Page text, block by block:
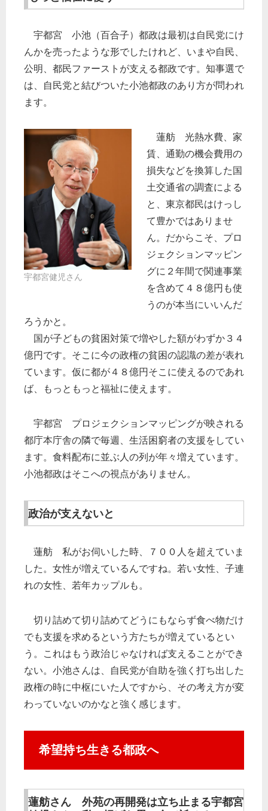
宇都宮 小池（百合子）都政は最初は自民党にけ
んかを売ったような形でしたけれど、いまや自民、
公明、都民ファーストが支える都政です。知事選で
は、自民党と結びついた小池都政のあり方が問われ
ます。
宇都宮健児さん
蓮舫 光熱水費、家
賃、通勤の機会費用の
損失などを換算した国
土交通省の調査による
と、東京都民はけっし
て豊かではありませ
ん。だからこそ、プロ
ジェクションマッピン
グに２年間で関連事業
を含めて４８億円も使
うのが本当にいいんだ
ろうかと。
国が子どもの貧困対策で増やした額がわずか３４
億円です。そこに今の政権の貧困の認識の差が表れ
ています。仮に都が４８億円そこに使えるのであれ
ば、もっともっと福祉に使えます。
宇都宮 プロジェクションマッピングが映される
都庁本庁舎の隣で毎週、生活困窮者の支援をしてい
ます。食料配布に並ぶ人の列が年々増えています。
小池都政はそこへの視点がありません。
政治が支えないと
蓮舫 私がお伺いした時、７００人を超えていま
した。女性が増えているんですね。若い女性、子連
れの女性、若年カップルも。
切り詰めて切り詰めてどうにもならず食べ物だけ
でも支援を求めるという方たちが増えているとい
う。これはもう政治じゃなければ支えることができ
ない。小池さんは、自民党が自助を強く打ち出した
政権の時に中枢にいた人ですから、その考え方が変
わっていないのかなと強く感じます。
希望持ち生きる都政へ
蓮舫さん 外苑の再開発は立ち止まる宇都宮